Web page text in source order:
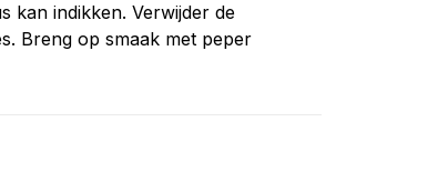
kan indikken. Verwijder de
Breng op smaak met peper